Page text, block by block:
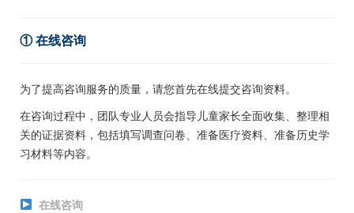
① 在线咨询
为了提高咨询服务的质量，请您首先在线提交咨询资料。
在咨询过程中，团队专业人员会指导儿童家长全面收集、整理相
关的证据资料，包括填写调查问卷、准备医疗资料、准备历史学
习材料等内容。
在线咨询